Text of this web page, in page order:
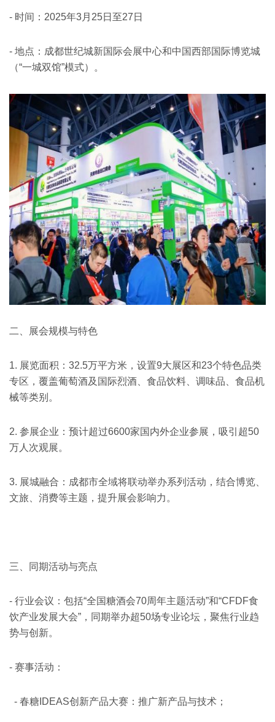
- 时间：2025年3月25日至27日
- 地点：成都世纪城新国际会展中心和中国西部国际博览城
（“一城双馆”模式）。
二、展会规模与特色
1. 展览面积：32.5万平方米，设置9大展区和23个特色品类
专区，覆盖葡萄酒及国际烈酒、食品饮料、调味品、食品机
械等类别。
2. 参展企业：预计超过6600家国内外企业参展，吸引超50
万人次观展。
3. 展城融合：成都市全域将联动举办系列活动，结合博览、
文旅、消费等主题，提升展会影响力。
三、同期活动与亮点
- 行业会议：包括“全国糖酒会70周年主题活动”和“CFDF食
饮产业发展大会”，同期举办超50场专业论坛，聚焦行业趋
势与创新。
- 赛事活动：
- 春糖IDEAS创新产品大赛：推广新产品与技术；